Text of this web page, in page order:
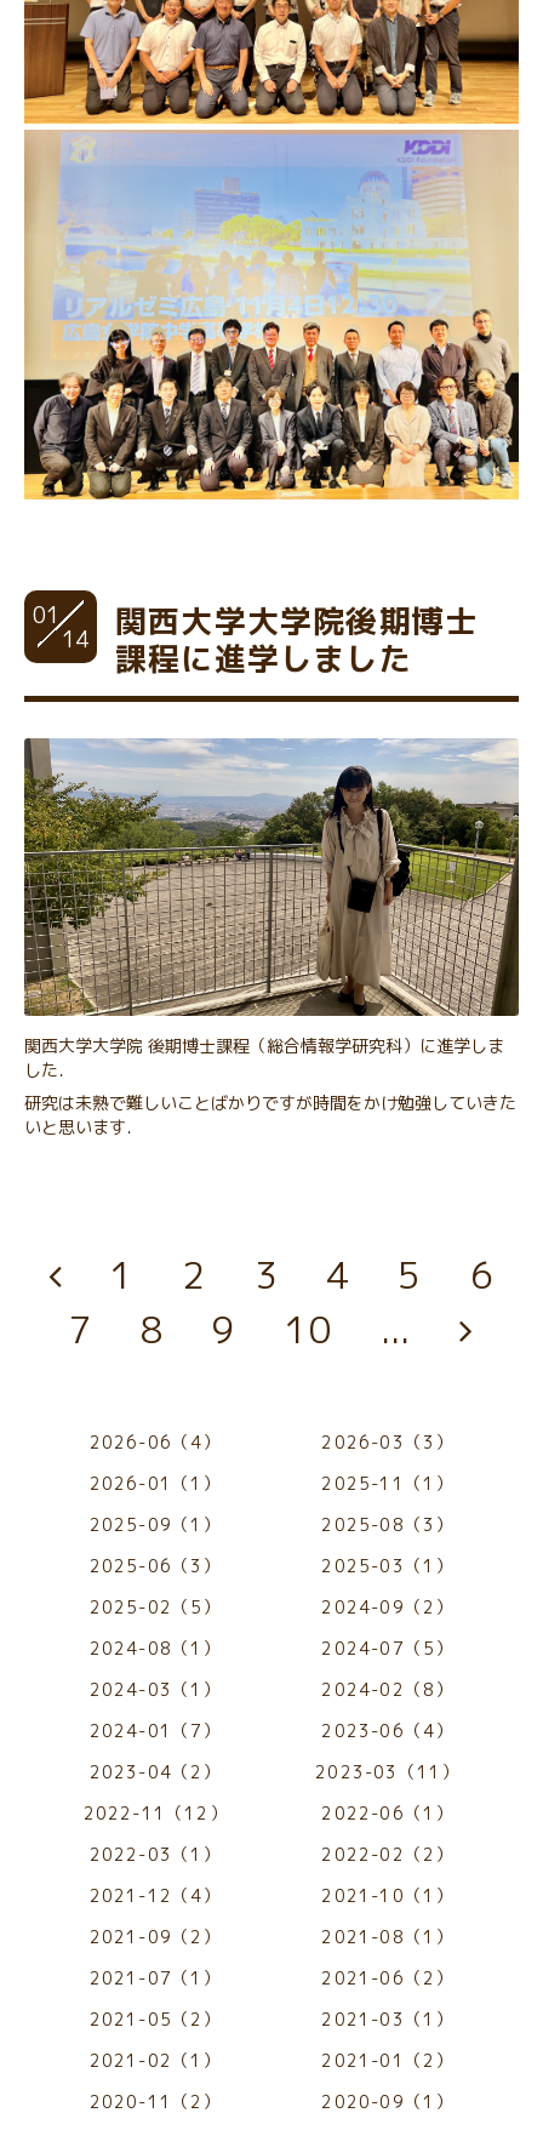
01
14
関西大学大学院後期博士
課程に進学しました
関西大学大学院 後期博士課程（総合情報学研究科）に進学しま
した．
研究は未熟で難しいことばかりですが時間をかけ勉強していきた
いと思います．
1 2 3 4 5
6
7
8 9 10 ...
2026-06（4）
2026-03（3）
2026-01（1）
2025-11（1）
2025-09（1）
2025-08（3）
2025-06（3）
2025-03（1）
2025-02（5）
2024-09（2）
2024-08（1）
2024-07（5）
2024-03（1）
2024-02（8）
2024-01（7）
2023-06（4）
2023-04（2）
2023-03（11）
2022-11（12）
2022-06（1）
2022-03（1）
2022-02（2）
2021-12（4）
2021-10（1）
2021-09（2）
2021-08（1）
2021-07（1）
2021-06（2）
2021-05（2）
2021-03（1）
2021-02（1）
2021-01（2）
2020-11（2）
2020-09（1）